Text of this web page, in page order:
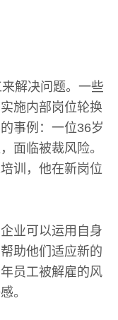
解决问题。一些
施内部岗位轮换
事例：一位36岁
面临被裁风险。
训，他在新岗位
业可以运用自身
助他们适应新的
员工被解雇的风
。